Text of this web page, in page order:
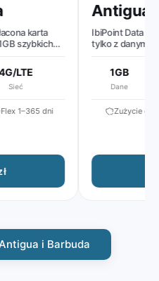
karta
szybkich
LTE
Sieć
1–365 dni
Antigua i
IbiPoint Data
tylko z danymi z
1GB
Dane
Zużycie
i Barbuda